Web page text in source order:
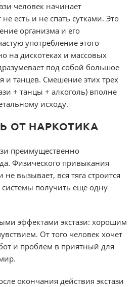
человек начинает
есть и не спать сутками. Это
организма и его
употребление этого
на дискотеках и массовых
под собой большое
и танцев. Смешение этих трех
+ танцы + алкоголь) вполне
исходу.
ОТ НАРКОТИКА
преимущественно
Физического привыкания
не вызывает, вся тяга строится
получить еще одну
эффектами экстази: хорошим
От того человек хочет
и проблем в приятный для
окончания действия экстази